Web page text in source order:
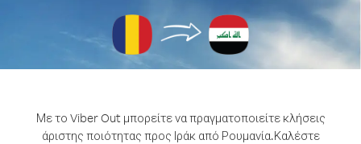
Με το Viber Out μπορείτε να πραγματοποιείτε κλήσεις
άριστης ποιότητας προς Ιράκ από Ρουμανία.Καλέστε